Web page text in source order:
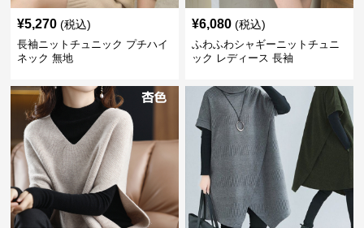
¥5,270 (税込)
長袖ニットチュニック プチハイ
ネック 無地
¥6,080 (税込)
ふわふわシャギーニットチュニ
ック レディース 長袖